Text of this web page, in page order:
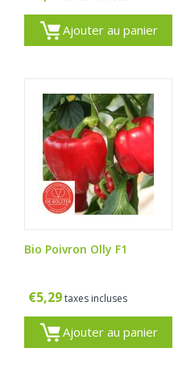
Ajouter au panier
Bio Poivron Olly F1
€5,29taxes incluses
Ajouter au panier